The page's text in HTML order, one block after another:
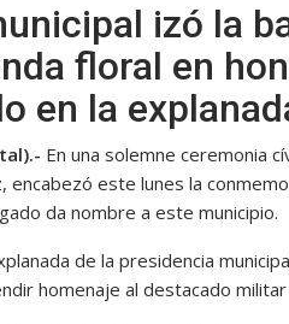
izó la
floral en
en la
En una solemne ceremonia
encabezó este lunes la
da nombre a este municipio.
de la presidencia
homenaje al destacado